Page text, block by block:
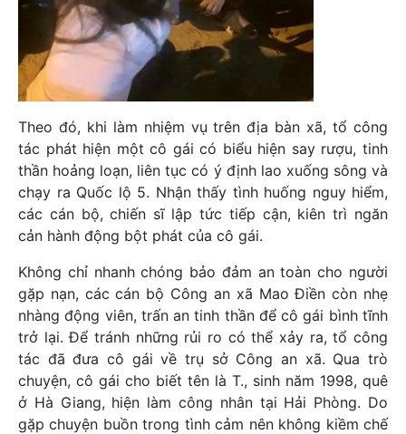
Theo đó, khi làm nhiệm vụ trên địa bàn xã, tổ công
tác phát hiện một cô gái có biểu hiện say rượu, tinh
thần hoảng loạn, liên tục có ý định lao xuống sông và
chạy ra Quốc lộ 5. Nhận thấy tình huống nguy hiểm,
các cán bộ, chiến sĩ lập tức tiếp cận, kiên trì ngăn
cản hành động bột phát của cô gái.
Không chỉ nhanh chóng bảo đảm an toàn cho người
gặp nạn, các cán bộ Công an xã Mao Điền còn nhẹ
nhàng động viên, trấn an tinh thần để cô gái bình tĩnh
trở lại. Để tránh những rủi ro có thể xảy ra, tổ công
tác đã đưa cô gái về trụ sở Công an xã. Qua trò
chuyện, cô gái cho biết tên là T., sinh năm 1998, quê
ở Hà Giang, hiện làm công nhân tại Hải Phòng. Do
gặp chuyện buồn trong tình cảm nên không kiềm chế